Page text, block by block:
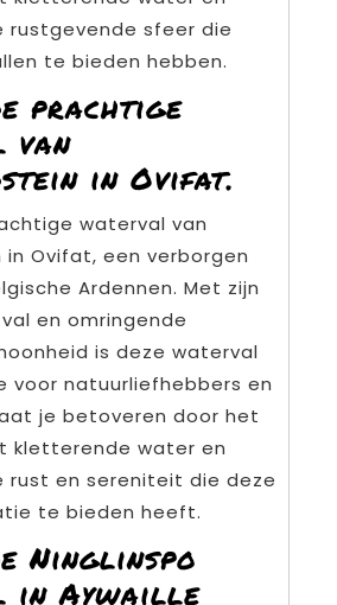
rustgevende sfeer die
te bieden hebben.
prachtige
van
in Ovifat.
waterval van
in Ovifat, een verborgen
Ardennen. Met zijn
en omringende
is deze waterval
voor natuurliefhebbers en
je betoveren door het
kletterende water en
rust en sereniteit die deze
te bieden heeft.
Ninglinspo
in Aywaille